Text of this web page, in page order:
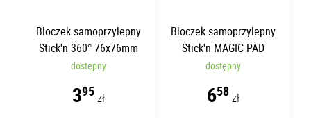
Bloczek samoprzylepny
Stick'n 360° 76x76mm
Zielony
dostępny
395zł
Bloczek samoprzylepny
Stick'n MAGIC PAD
76x101mm | 100 kartek
dostępny
658zł